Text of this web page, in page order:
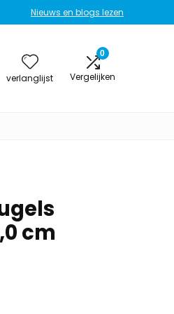
Nieuws en blogs lezen
verlanglijst
0
Vergelijken
cm